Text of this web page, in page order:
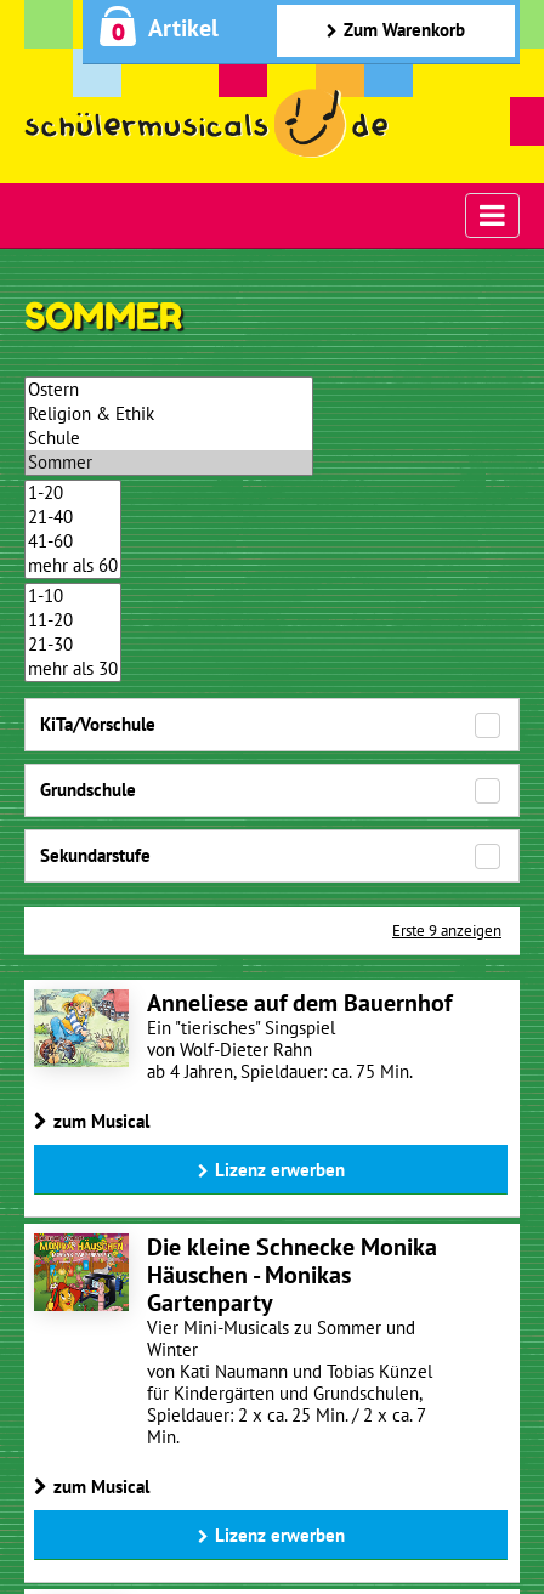
0 Artikel Zum Warenkorb
SOMMER
KiTa/Vorschule
Grundschule
Sekundarstufe
Erste 9 anzeigen
Anneliese auf dem Bauernhof
Ein "tierisches" Singspiel
von Wolf-Dieter Rahn
ab 4 Jahren, Spieldauer: ca. 75 Min.
zum Musical
Lizenz erwerben
Die kleine Schnecke Monika
Häuschen - Monikas
Gartenparty
Vier Mini-Musicals zu Sommer und
Winter
von Kati Naumann und Tobias Künzel
für Kindergärten und Grundschulen,
Spieldauer: 2 x ca. 25 Min. / 2 x ca. 7
Min.
zum Musical
Lizenz erwerben